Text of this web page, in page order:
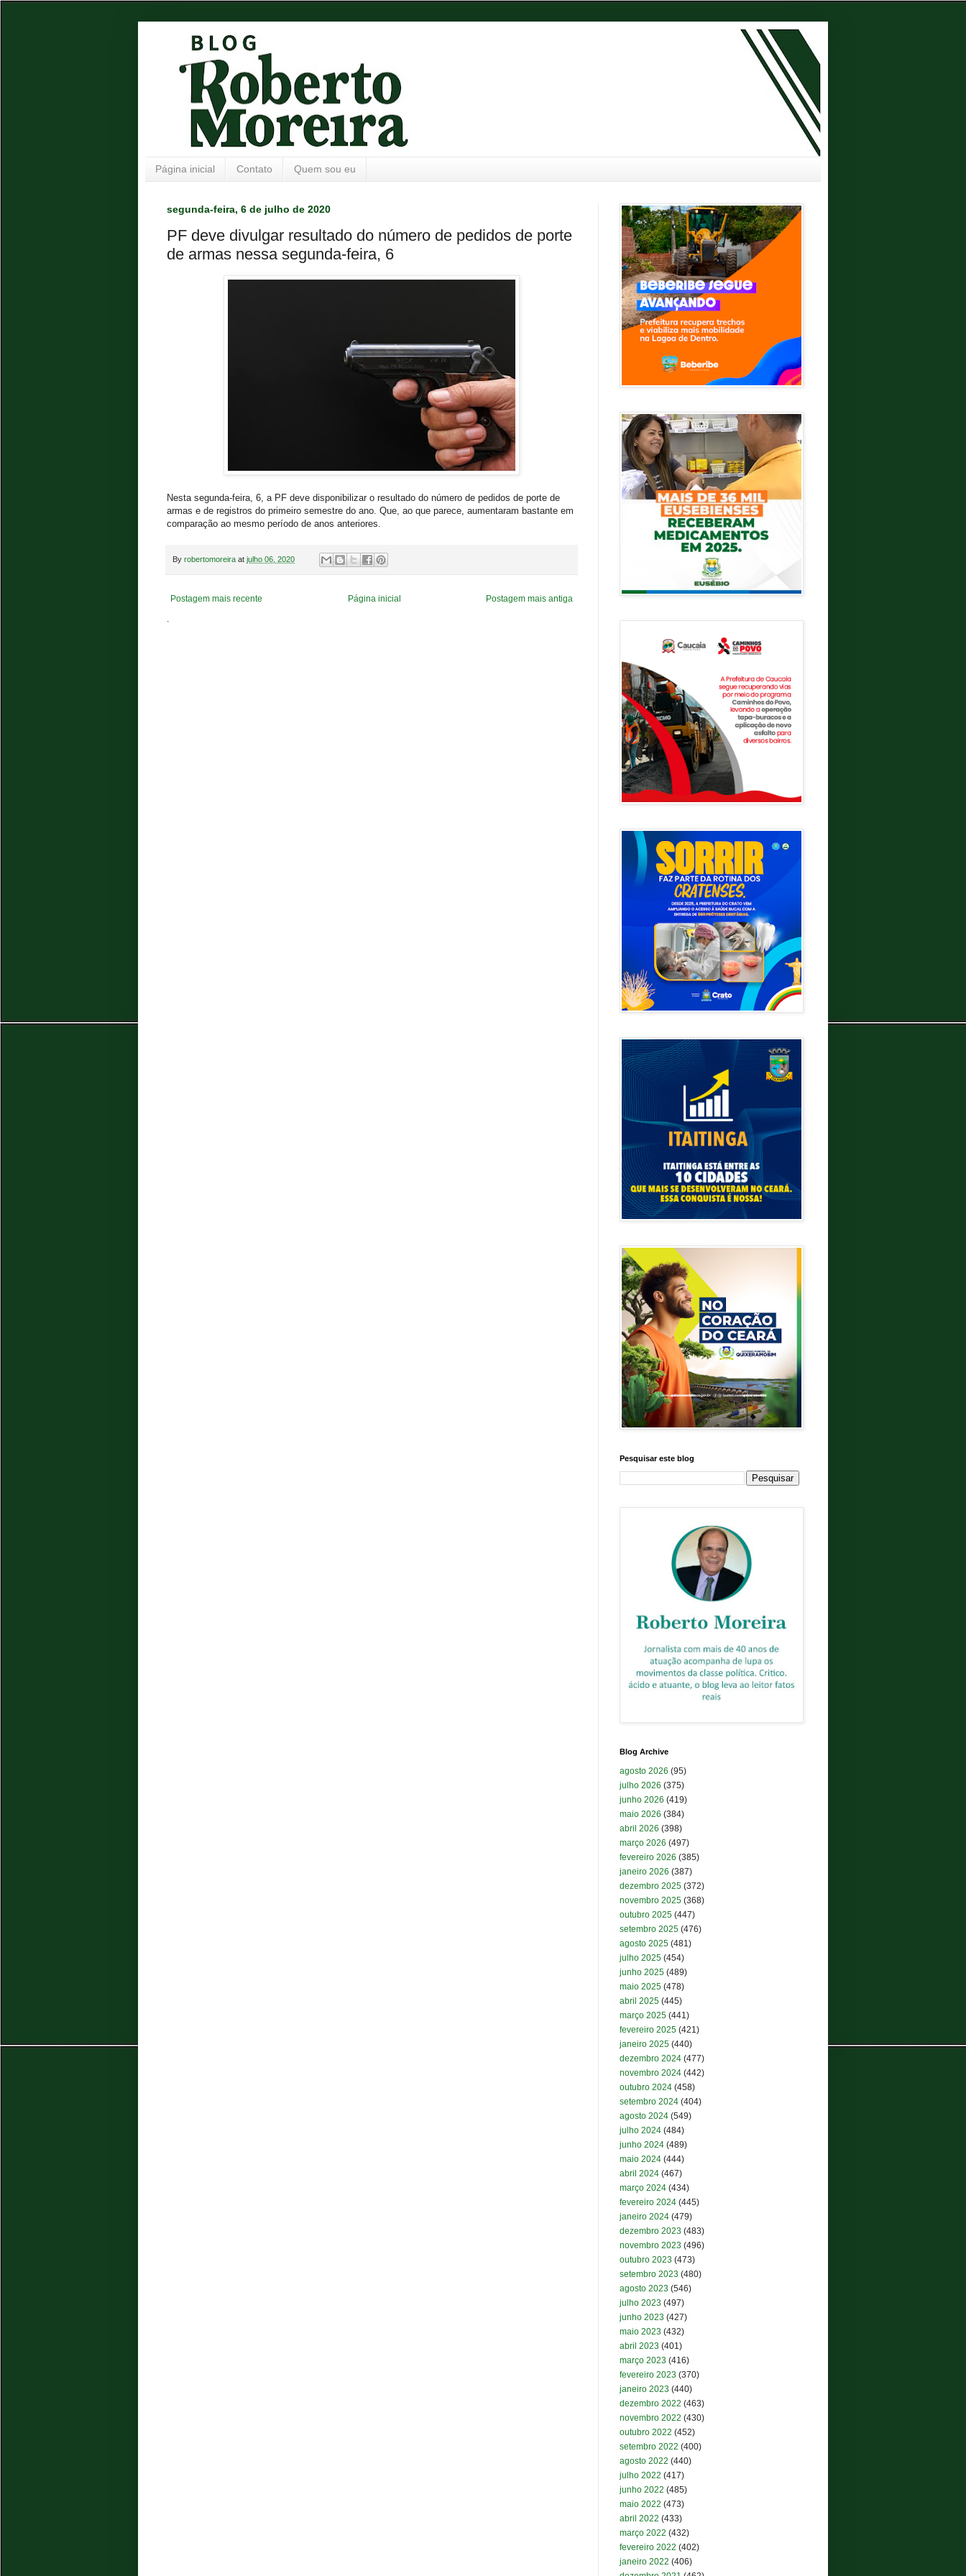
Página inicial Contato Quem sou eu
segunda-feira, 6 de julho de 2020
PF deve divulgar resultado do número de pedidos de porte
de armas nessa segunda-feira, 6
Nesta segunda-feira, 6, a PF deve disponibilizar o resultado do número de pedidos de porte de
armas e de registros do primeiro semestre do ano. Que, ao que parece, aumentaram bastante em
comparação ao mesmo período de anos anteriores.
By robertomoreira at julho 06, 2020
Postagem mais recente Postagem mais antiga
Página inicial
.
Pesquisar este blog
Blog Archive
agosto 2026 (95)
julho 2026 (375)
junho 2026 (419)
maio 2026 (384)
abril 2026 (398)
março 2026 (497)
fevereiro 2026 (385)
janeiro 2026 (387)
dezembro 2025 (372)
novembro 2025 (368)
outubro 2025 (447)
setembro 2025 (476)
agosto 2025 (481)
julho 2025 (454)
junho 2025 (489)
maio 2025 (478)
abril 2025 (445)
março 2025 (441)
fevereiro 2025 (421)
janeiro 2025 (440)
dezembro 2024 (477)
novembro 2024 (442)
outubro 2024 (458)
setembro 2024 (404)
agosto 2024 (549)
julho 2024 (484)
junho 2024 (489)
maio 2024 (444)
abril 2024 (467)
março 2024 (434)
fevereiro 2024 (445)
janeiro 2024 (479)
dezembro 2023 (483)
novembro 2023 (496)
outubro 2023 (473)
setembro 2023 (480)
agosto 2023 (546)
julho 2023 (497)
junho 2023 (427)
maio 2023 (432)
abril 2023 (401)
março 2023 (416)
fevereiro 2023 (370)
janeiro 2023 (440)
dezembro 2022 (463)
novembro 2022 (430)
outubro 2022 (452)
setembro 2022 (400)
agosto 2022 (440)
julho 2022 (417)
junho 2022 (485)
maio 2022 (473)
abril 2022 (433)
março 2022 (432)
fevereiro 2022 (402)
janeiro 2022 (406)